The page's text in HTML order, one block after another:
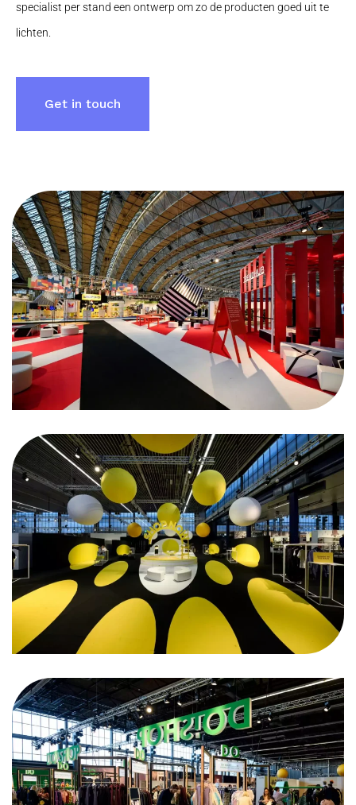
specialist per stand een ontwerp om zo de producten goed uit te
lichten.
Get in touch